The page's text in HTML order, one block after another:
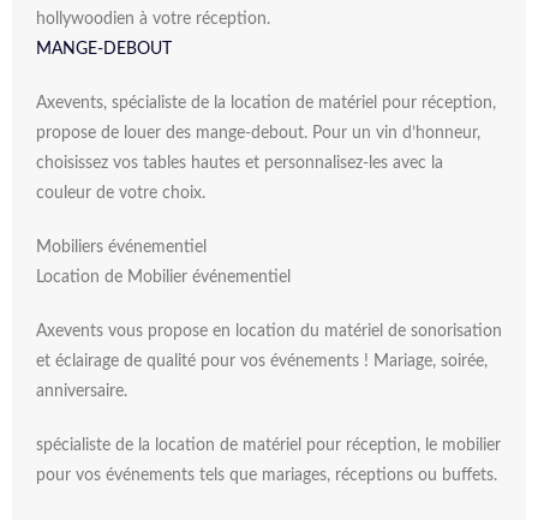
hollywoodien à votre réception.
MANGE-DEBOUT
Axevents, spécialiste de la location de matériel pour réception,
propose de louer des mange-debout. Pour un vin d’honneur,
choisissez vos tables hautes et personnalisez-les avec la
couleur de votre choix.
Mobiliers événementiel
Location de Mobilier événementiel
Axevents vous propose en location du matériel de sonorisation
et éclairage de qualité pour vos événements ! Mariage, soirée,
anniversaire.
spécialiste de la location de matériel pour réception, le mobilier
pour vos événements tels que mariages, réceptions ou buffets.